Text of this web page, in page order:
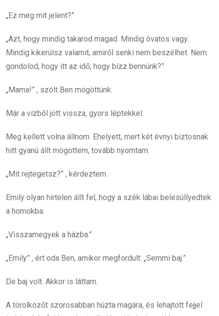
„Ez meg mit jelent?”
„Azt, hogy mindig takarod magad. Mindig óvatos vagy.
Mindig kikerülsz valamit, amiről senki nem beszélhet. Nem
gondolod, hogy itt az idő, hogy bízz bennünk?”
„Mama!” , szólt Ben mögöttünk.
Már a vízből jött vissza, gyors léptekkel.
Meg kellett volna állnom. Ehelyett, mert két évnyi biztosnak
hitt gyanú állt mögöttem, tovább nyomtam.
„Mit rejtegetsz?” , kérdeztem.
Emily olyan hirtelen állt fel, hogy a szék lábai belesüllyedtek
a homokba.
„Visszamegyek a házba.”
„Emily” , ért oda Ben, amikor megfordult. „Semmi baj.”
De baj volt. Akkor is láttam.
A törölközőt szorosabban húzta magára, és lehajtott fejjel